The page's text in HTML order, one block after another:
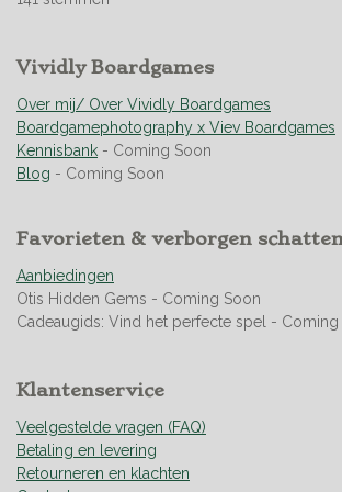
n
g
:
4
.
9
3
5
4
6
9
9
1
s
r r
r
e
n
r
r
e
n
r
r
e
n
r
r
e
n
n
Vividly Boardgames
Over mij/ Over Vividly Boardgames
Boardgamephotography x Viev Boardgames
Kennisbank - Coming Soon
Blog - Coming Soon
Favorieten & verborgen
Aanbiedingen
Otis Hidden Gems - Coming Soon
Cadeaugids: Vind het perfecte spel - Coming
Klantenservice
Veelgestelde vragen (FAQ)
Betaling en levering
Retourneren en klachten